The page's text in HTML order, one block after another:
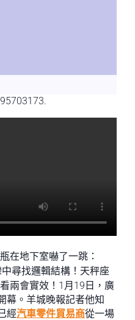
瓶在地下室嚇了一跳：
尋找邏輯結構！天秤座
兩會實效！1月19日，廣
幕。羊城晚報記者他知
經汽車零件貿易商從一場